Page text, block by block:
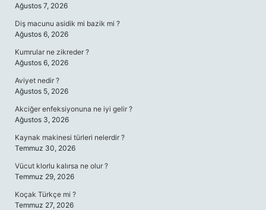
Ağustos 7, 2026
Diş macunu asidik mi bazik mi ?
Ağustos 6, 2026
Kumrular ne zikreder ?
Ağustos 6, 2026
Aviyet nedir ?
Ağustos 5, 2026
Akciğer enfeksiyonuna ne iyi gelir ?
Ağustos 3, 2026
Kaynak makinesi türleri nelerdir ?
Temmuz 30, 2026
Vücut klorlu kalırsa ne olur ?
Temmuz 29, 2026
Koçak Türkçe mi ?
Temmuz 27, 2026